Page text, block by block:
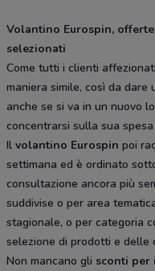
Volantino Eurospin,
selezionati
Come tutti i clienti
maniera simile, così da dare
anche se si va in un nuovo
concentrarsi sulla sua
Il volantino Eurospin poi
settimana ed è ordinato
consultazione ancora più
suddivise o per area
stagionale, o per categoria
selezione di prodotti e delle
Non mancano gli sconti per